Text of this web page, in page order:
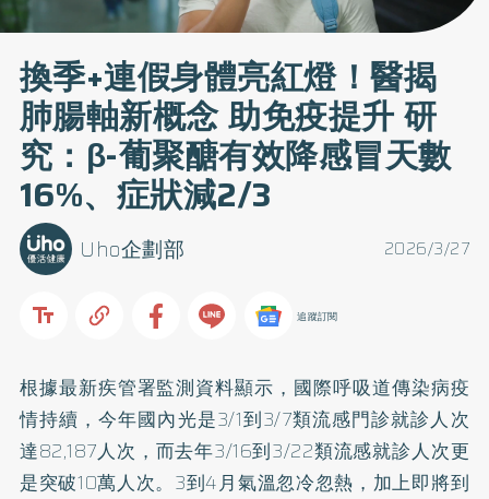
換季+連假身體亮紅燈！醫揭
肺腸軸新概念 助免疫提升 研
究：β-葡聚醣有效降感冒天數
16%、症狀減2/3
2026/3/27
Uho企劃部
追蹤訂閱
根據最新疾管署監測資料顯示，國際呼吸道傳染病疫
情持續，今年國內光是3/1到3/7類流感門診就診人次
達82,187人次，而去年3/16到3/22類流感就診人次更
是突破10萬人次。3到4月氣溫忽冷忽熱，加上即將到